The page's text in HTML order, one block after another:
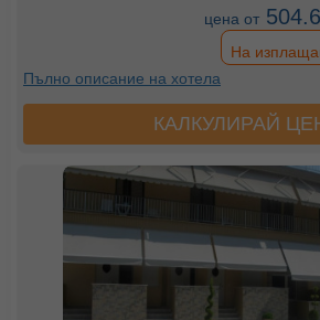
цена от
На
Пълно описание на хотела
КАЛКУЛИРАЙ